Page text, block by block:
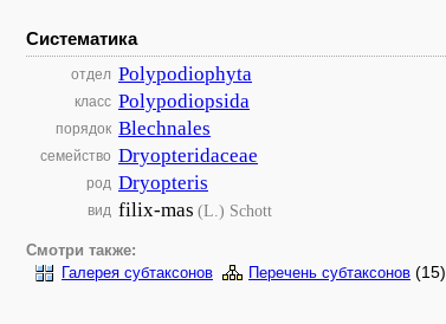
Систематика
отдел Polypodiophyta
класс Polypodiopsida
порядок Blechnales
семейство Dryopteridaceae
род Dryopteris
вид filix-mas (L.) Schott
Смотри также:
Галерея субтаксонов
Перечень субтаксонов (15)